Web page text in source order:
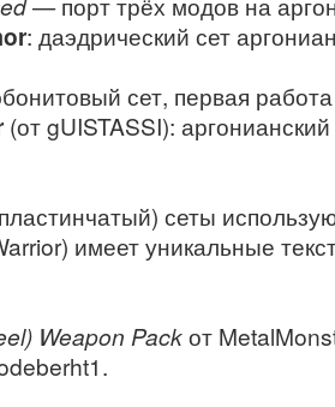
: даэдрический сет
сет, первая
(от gUISTASSI):
сеты
имеет уникальные
Weapon Packот